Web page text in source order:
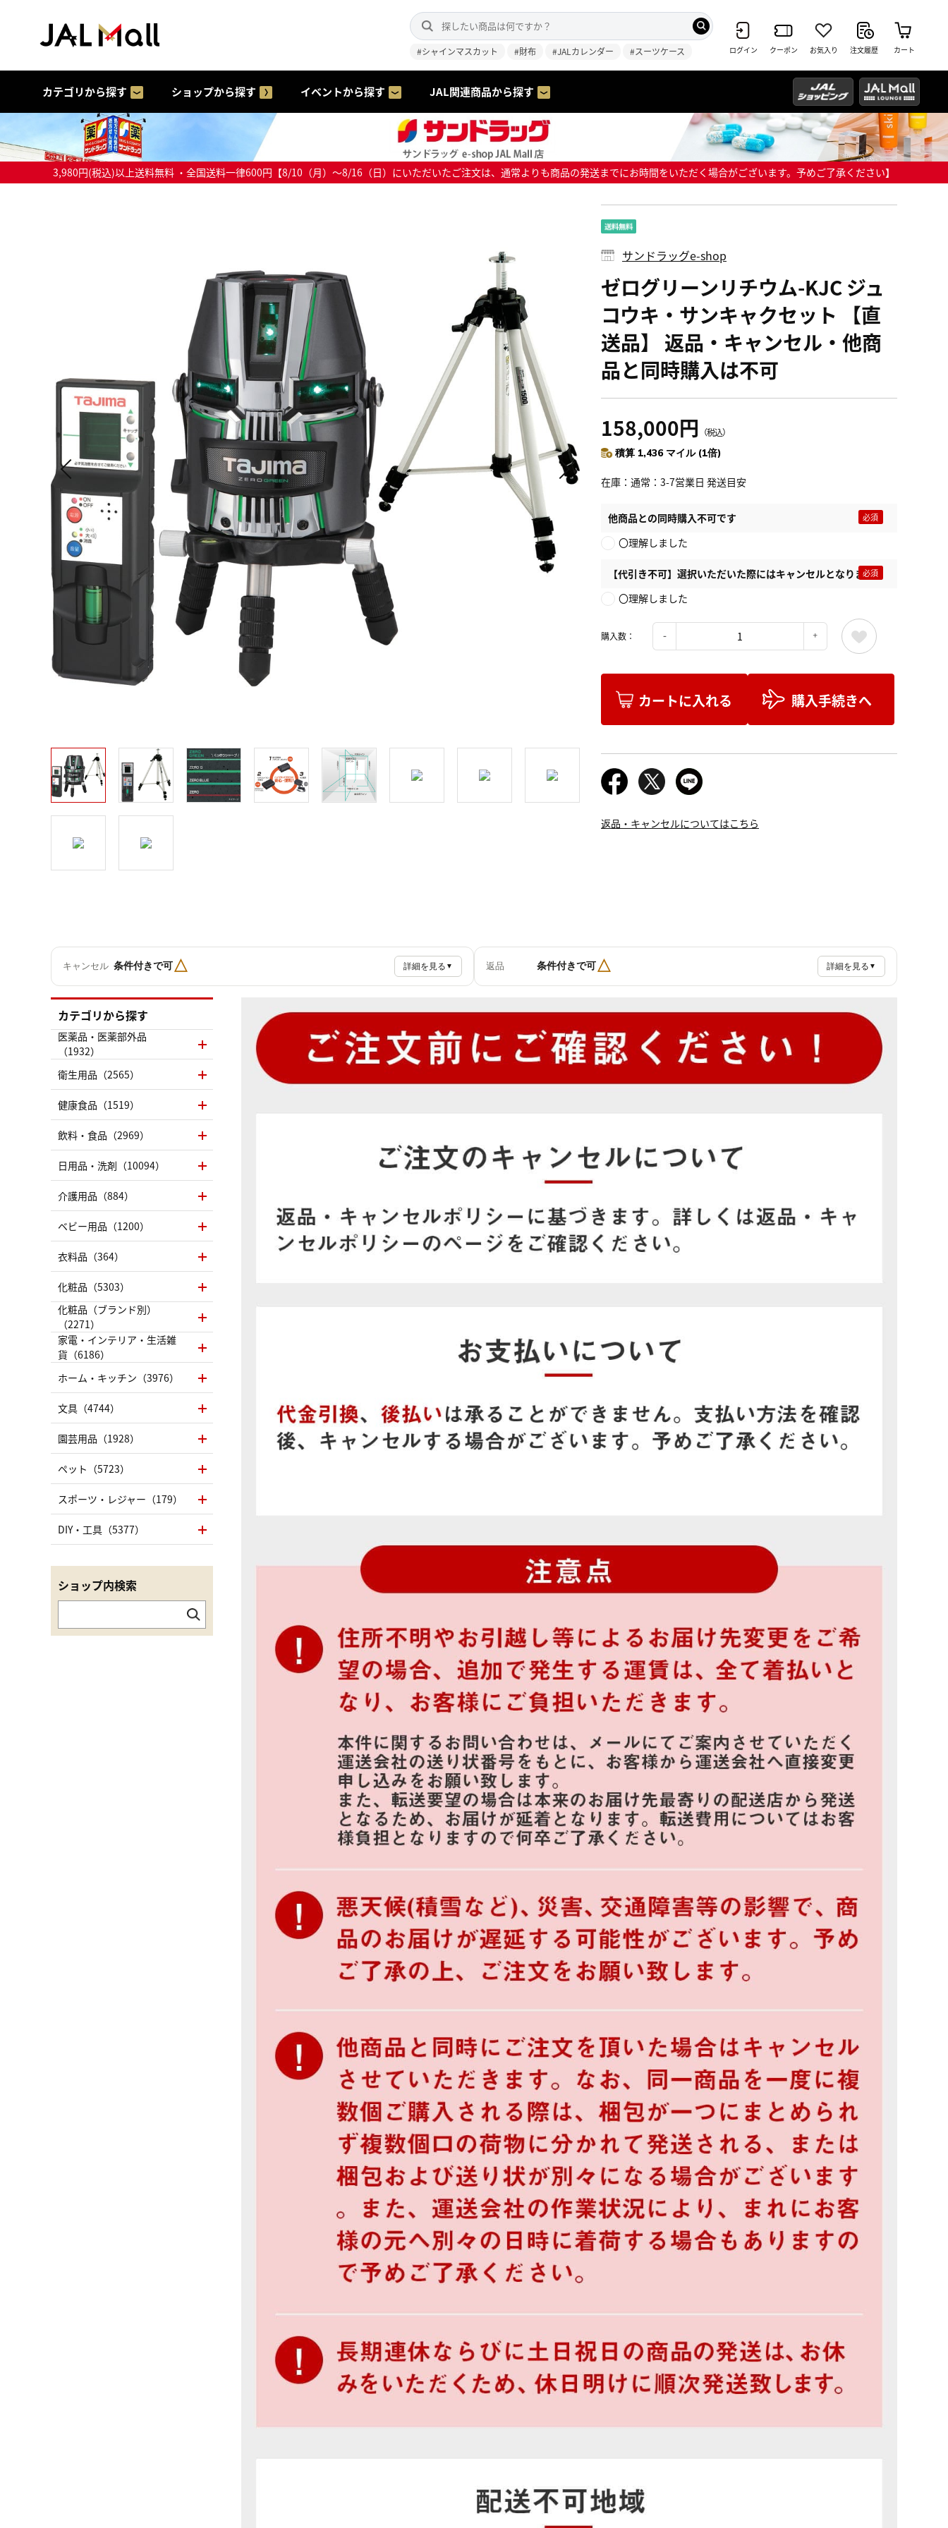
#シャインマスカット #財布 #JALカレンダー #スーツケース ログイン クーポン お気入り 注文履歴 カート
カテゴリから探す ショップから探す イベントから探す JAL関連商品から探す
3,980円(税込)以上送料無料 ・全国送料一律600円【8/10（月）～8/16（日）にいただいたご注文は、通常よりも商品の発送までにお時間をいただく場合がございます。予めご了承ください】
サンドラッグe-shop
ゼログリーンリチウム-KJC ジュ
コウキ・サンキャクセット 【直
送品】 返品・キャンセル・他商
品と同時購入は不可
158,000円 （税込）
積算 1,436 マイル (1倍)
在庫 通常：3-7営業日 発送目安
他商品との同時購入不可です
〇理解しました
【代引き不可】選択いただいた際にはキャンセルとなります
〇理解しました
購入数：
カートに入れる 購入手続きへ
返品・キャンセルについてはこちら
キャンセル 条件付きで可△ 詳細を見る ▼ 返品 条件付きで可△ 詳細を見る ▼
カテゴリから探す
医薬品・医薬部外品
（1932）
衛生用品（2565）
健康食品（1519）
飲料・食品（2969）
日用品・洗剤（10094）
介護用品（884）
ベビー用品（1200）
衣料品（364）
化粧品（5303）
化粧品（ブランド別）
（2271）
家電・インテリア・生活雑
貨（6186）
ホーム・キッチン（3976）
文具（4744）
園芸用品（1928）
ペット（5723）
スポーツ・レジャー（179）
DIY・工具（5377）
ショップ内検索